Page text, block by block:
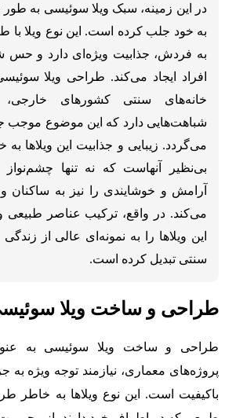
در این زمینه، سبک ویلا سوئیسی به
به خود جلب کرده است. این نوع ویلا
به فردش، جذابیت ویژه‌ای دارد و حس
افراد ایجاد می‌کند. طراحی ویلا
خانه‌های سنتی کشورهای
شباهت‌هایی دارد که این موضوع موجب
می‌گردد. زیبایی و جذابیت این ویلاها
بی‌نظیر آنهاست که نه تنها
آرامش و خوشایندی را نیز به ساکنان و
می‌کند. در واقع، ترکیب عناصر طبیعی
این ویلاها را به نمونه‌ای عالی از
سنتی تبدیل کرده است.
طراحی و ساخت ویلا
طراحی و ساخت ویلا سوئیسی به
پروژه‌های معماری، نیازمند توجه ویژه به
باکیفیت است. این نوع ویلاها به خاطر